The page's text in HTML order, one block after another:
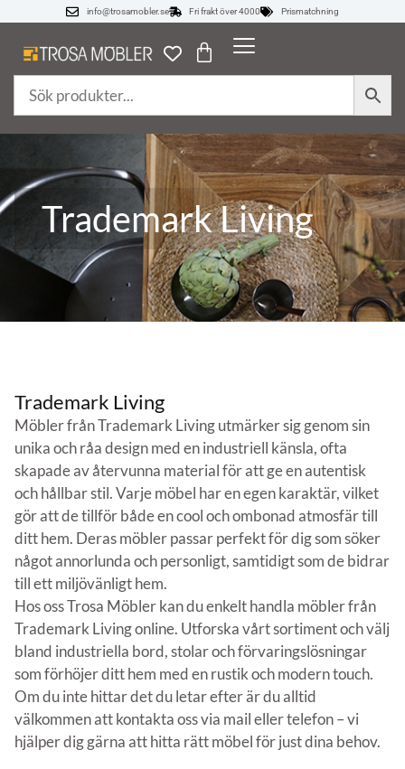
info@trosamobler.se Fri frakt över 4000 Prismatchning
Trademark Living
Trademark Living
Möbler från Trademark Living utmärker sig genom sin
unika och råa design med en industriell känsla, ofta
skapade av återvunna material för att ge en autentisk
och hållbar stil. Varje möbel har en egen karaktär, vilket
gör att de tillför både en cool och ombonad atmosfär till
ditt hem. Deras möbler passar perfekt för dig som söker
något annorlunda och personligt, samtidigt som de bidrar
till ett miljövänligt hem.
Hos oss Trosa Möbler kan du enkelt handla möbler från
Trademark Living online. Utforska vårt sortiment och välj
bland industriella bord, stolar och förvaringslösningar
som förhöjer ditt hem med en rustik och modern touch.
Om du inte hittar det du letar efter är du alltid
välkommen att kontakta oss via mail eller telefon – vi
hjälper dig gärna att hitta rätt möbel för just dina behov.